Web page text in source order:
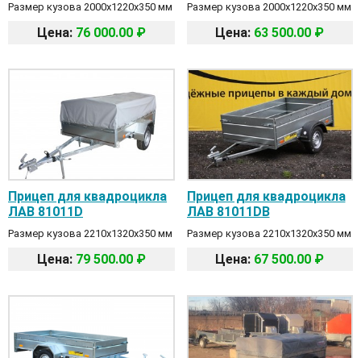
Размер кузова 2000х1220х350 мм
Цена: 76 000.00 ₽
Размер кузова 2000х1220х350 мм
Цена: 63 500.00 ₽
Прицеп для квадроцикла
ЛАВ 81011D
Размер кузова 2210х1320х350 мм
Цена: 79 500.00 ₽
Прицеп для квадроцикла
ЛАВ 81011DB
Размер кузова 2210х1320х350 мм
Цена: 67 500.00 ₽